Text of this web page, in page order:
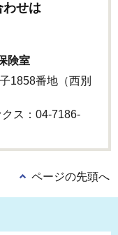
わせは
険室
1858番地（西別
ス：04-7186-
ページの先頭へ